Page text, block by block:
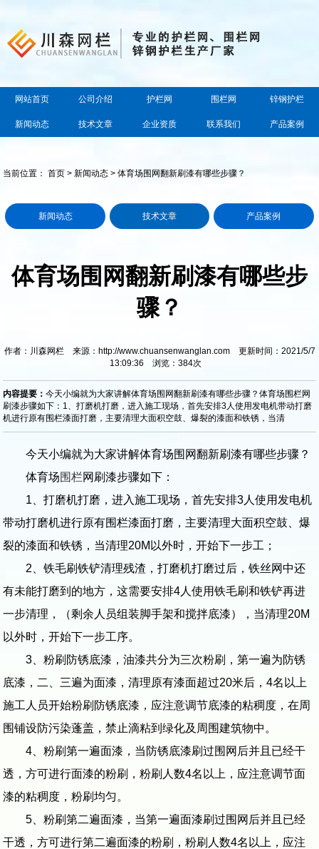
网站首页 公司介绍 护栏网 围栏网 锌钢护栏
新闻动态 技术文章 企业资质 联系我们 产品案例
当前位置：首页 >新闻动态 > 体育场围网翻新刷漆有哪些步骤？
新闻动态 技术文章 产品案例
体育场围网翻新刷漆有哪些步
骤？
作者：川森网栏 来源：http://www.chuansenwanglan.com 更新时间：2021/5/7
13:09:36 浏览： 384次
内容提要：今天小编就为大家讲解体育场围网翻新刷漆有哪些步骤？体育场围栏网
刷漆步骤如下：1、打磨机打磨，进入施工现场，首先安排3人使用发电机带动打磨
机进行原有围栏漆面打磨，主要清理大面积空鼓、爆裂的漆面和铁锈，当清
今天小编就为大家讲解体育场围网翻新刷漆有哪些步骤？
体育场围栏网刷漆步骤如下：
1、打磨机打磨，进入施工现场，首先安排3人使用发电机
带动打磨机进行原有围栏漆面打磨，主要清理大面积空鼓、爆
裂的漆面和铁锈，当清理20M以外时，开始下一步工；
2、铁毛刷铁铲清理残渣，打磨机打磨过后，铁丝网中还
有未能打磨到的地方，这需要安排4人使用铁毛刷和铁铲再进
一步清理，（剩余人员组装脚手架和搅拌底漆），当清理20M
以外时，开始下一步工序。
3、粉刷防锈底漆，油漆共分为三次粉刷，第一遍为防锈
底漆，二、三遍为面漆，清理原有漆面超过20米后，4名以上
施工人员开始粉刷防锈底漆，应注意调节底漆的粘稠度，在周
围铺设防污染蓬盖，禁止滴粘到绿化及周围建筑物中。
4、粉刷第一遍面漆，当防锈底漆刷过围网后并且已经干
透，方可进行面漆的粉刷，粉刷人数4名以上，应注意调节面
漆的粘稠度，粉刷均匀。
5、粉刷第二遍面漆，当第一遍面漆刷过围网后并且已经
干透，方可进行第二遍面漆的粉刷，粉刷人数4名以上，应注